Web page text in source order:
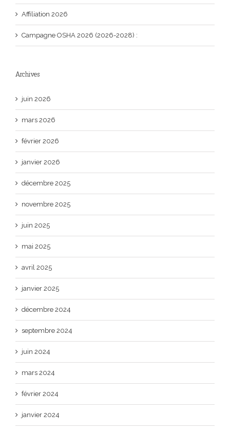
Affiliation 2026
Campagne OSHA 2026 (2026-2028) :
Archives
juin 2026
mars 2026
février 2026
janvier 2026
décembre 2025
novembre 2025
juin 2025
mai 2025
avril 2025
janvier 2025
décembre 2024
septembre 2024
juin 2024
mars 2024
février 2024
janvier 2024